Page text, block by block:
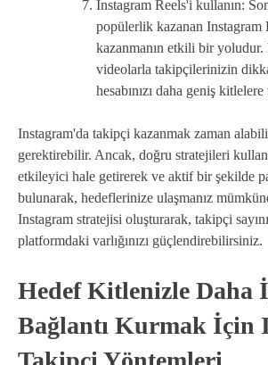
Instagram Reels'i kullanın:
popülerlik kazanan Instagram
kazanmanın etkili bir yoludur.
videolarla takipçilerinizin
hesabınızı daha geniş
Instagram'da takipçi kazanmak zaman
gerektirebilir. Ancak, doğru stratejileri
etkileyici hale getirerek ve aktif bir şekilde
bulunarak, hedeflerinize ulaşmanız
Instagram stratejisi oluşturarak, takipçi
platformdaki varlığınızı güçlendirebilirsiniz.
Hedef Kitlenizle Daha
Bağlantı Kurmak İçin